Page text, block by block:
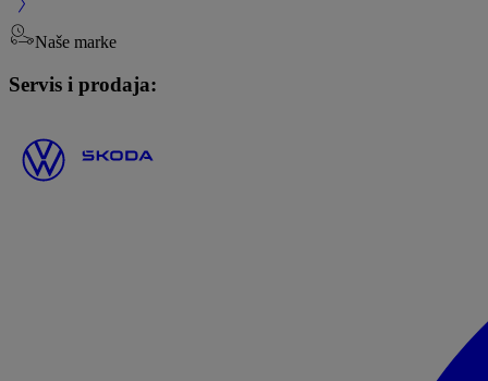
Naše marke
Servis i prodaja: